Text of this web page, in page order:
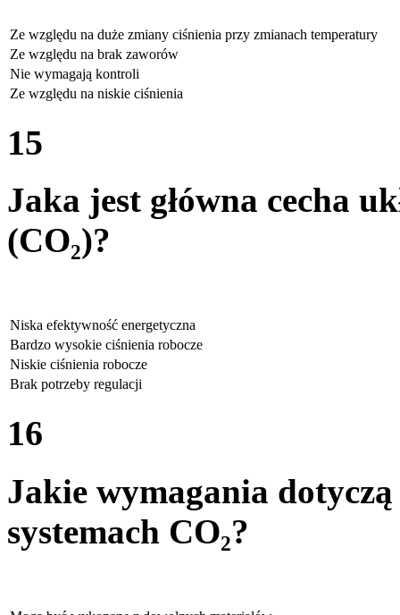
Ze względu na duże zmiany ciśnienia przy zmianach temperatury
Ze względu na brak zaworów
Nie wymagają kontroli
Ze względu na niskie ciśnienia
15
Jaka jest główna cecha
(CO₂)?
Niska efektywność energetyczna
Bardzo wysokie ciśnienia robocze
Niskie ciśnienia robocze
Brak potrzeby regulacji
16
Jakie wymagania
systemach CO₂?